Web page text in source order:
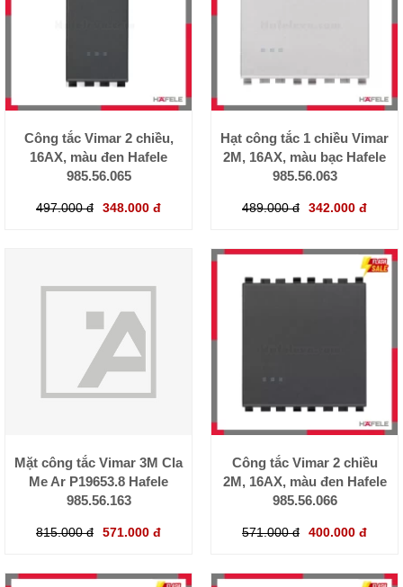
Công tắc Vimar 2 chiều,
16AX, màu đen Hafele
985.56.065
497.000 đ 348.000 đ
Hạt công tắc 1 chiều Vimar
2M, 16AX, màu bạc Hafele
985.56.063
489.000 đ 342.000 đ
Mặt công tắc Vimar 3M Cla
Me Ar P19653.8 Hafele
985.56.163
815.000 đ 571.000 đ
Công tắc Vimar 2 chiều
2M, 16AX, màu đen Hafele
985.56.066
571.000 đ 400.000 đ